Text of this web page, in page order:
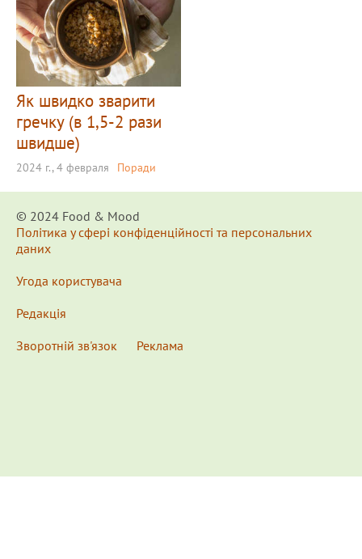
Як швидко зварити
гречку (в 1,5-2 рази
швидше)
2024 г., 4 февраля Поради
© 2024 Food & Мood
Політика у сфері конфіденційності та персональних
даних
Угода користувача
Редакція
Зворотній зв'язок
Реклама